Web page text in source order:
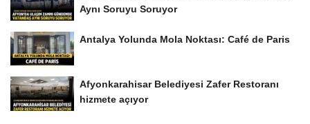
Aynı Soruyu Soruyor
Antalya Yolunda Mola Noktası: Café de Paris
Afyonkarahisar Belediyesi Zafer Restoranı
hizmete açıyor